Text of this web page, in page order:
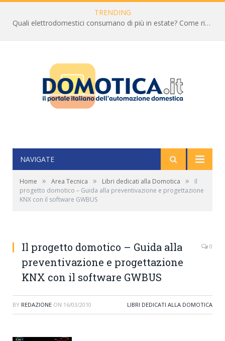
TRENDING
Quali elettrodomestici consumano di più in estate? Come ridurre la bolletta
NAVIGATE
Home » Area Tecnica » Libri dedicati alla Domotica »
Il
progetto domotico – Guida alla preventivazione e progettazione
KNX con il software GWBUS
Il progetto domotico – Guida alla
preventivazione e progettazione
KNX con il software GWBUS
0
BY REDAZIONE ON 16/03/2010 LIBRI DEDICATI ALLA DOMOTICA